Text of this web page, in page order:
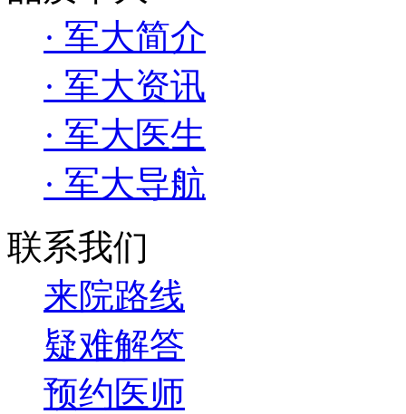
· 军大简介
· 军大资讯
· 军大医生
· 军大导航
联系我们
来院路线
疑难解答
预约医师